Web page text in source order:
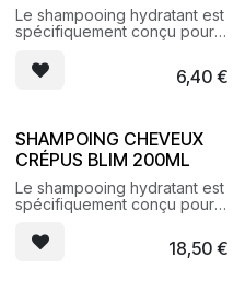
Le shampooing hydratant est
spécifiquement conçu pour
les cheveux bouclés, frisés.
6,40€
SHAMPOING CHEVEUX
CRÉPUS BLIM 200ML
Le shampooing hydratant est
spécifiquement conçu pour
les cheveux bouclés, frisés.
18,50€